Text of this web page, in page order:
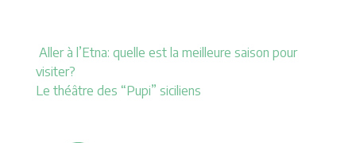
Aller à l’Etna: quelle est la meilleure saison pour
visiter?
Le théâtre des “Pupi” siciliens